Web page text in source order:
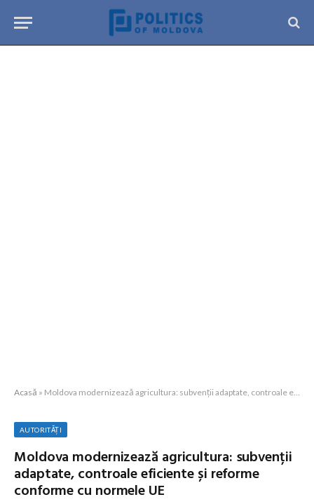
Acasă » Moldova modernizează agricultura: subvenții adaptate, controale eficiente și reforme conforme cu normele UE
AUTORITĂȚI
Moldova modernizează agricultura: subvenții
adaptate, controale eficiente și reforme
conforme cu normele UE